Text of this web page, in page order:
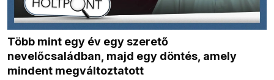
Több mint egy év egy szerető
nevelőcsaládban, majd egy döntés, amely
mindent megváltoztatott